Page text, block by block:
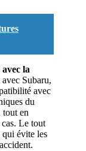
la
Subaru,
avec
du
tout en
Le tout
qui évite les